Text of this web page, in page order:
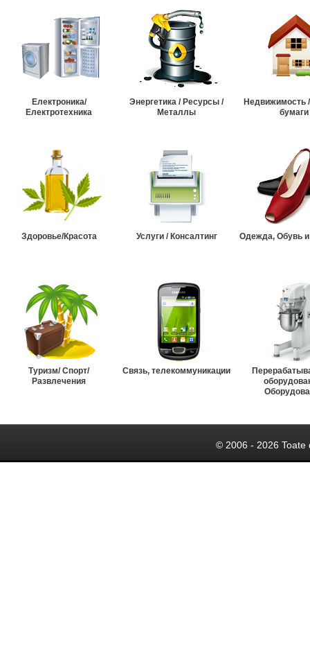
Електроника/
Електротехника
Энергетика / Ресурсы /
Металлы
Недвижимость
бумаги
Здоровье/Красота Услуги / Консалтинг Одежда, Обувь и
Туризм/ Спорт/
Развлечения
Связь, телекоммуникации
© 2006 - 2026